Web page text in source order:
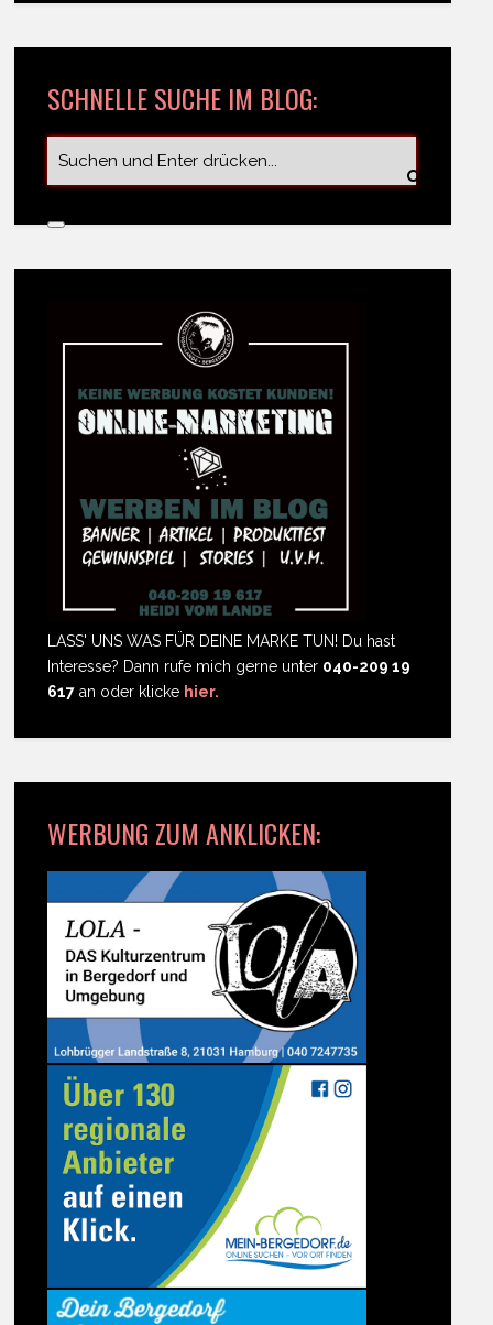
SCHNELLE SUCHE IM BLOG:
LASS' UNS WAS FÜR DEINE MARKE TUN! Du hast
Interesse? Dann rufe mich gerne unter 040-209 19
617 an oder klicke hier.
WERBUNG ZUM ANKLICKEN: